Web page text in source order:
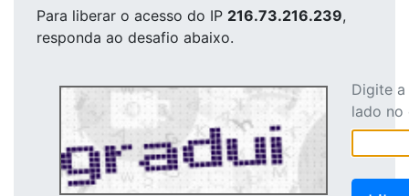
Para liberar o acesso do IP 216.73.216.239,
responda ao desafio abaixo.
Digite
lado no